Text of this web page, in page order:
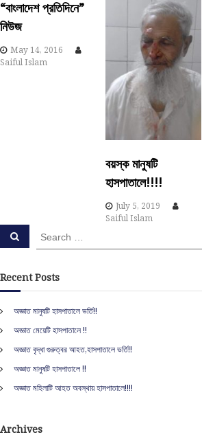
v
i
n
“বাংলাদেশ প্রতিদিনে”
নিউজ
May 14, 2016
Saiful Islam
বয়স্ক মানুষটি
হাসপাতালে!!!!
July 5, 2019
Saiful Islam
e
r
c
f
o
r
S
h
Recent Posts
অজ্ঞাত মানুষটি হাসপাতালে ভর্তি!!
অজ্ঞাত মেয়েটি হাসপাতালে !!
অজ্ঞাত বৃদ্ধা গুরুত্বর আহত,হাসপাতালে ভর্তি!!
অজ্ঞাত মানুষটি হাসপাতালে !!
অজ্ঞাত মহিলাটি আহত অবস্থায় হাসপাতালে!!!!
Archives